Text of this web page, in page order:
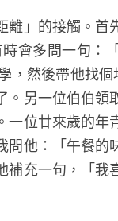
取。據說，由
」的接觸。首
會多問一句：
，然後帶他找
另一位伯伯領
位廿來歲的年